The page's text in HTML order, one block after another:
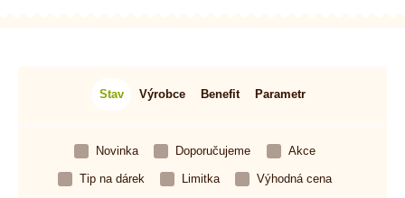
Stav Výrobce Benefit Parametr
Novinka Doporučujeme Akce
Tip na dárek Limitka Výhodná cena